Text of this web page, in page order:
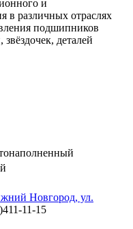
и
в различных отраслях
подшипников
деталей
Новгород, ул.
11-15